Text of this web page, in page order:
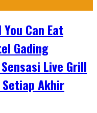
Can Eat
Gading
Live Grill
Akhir